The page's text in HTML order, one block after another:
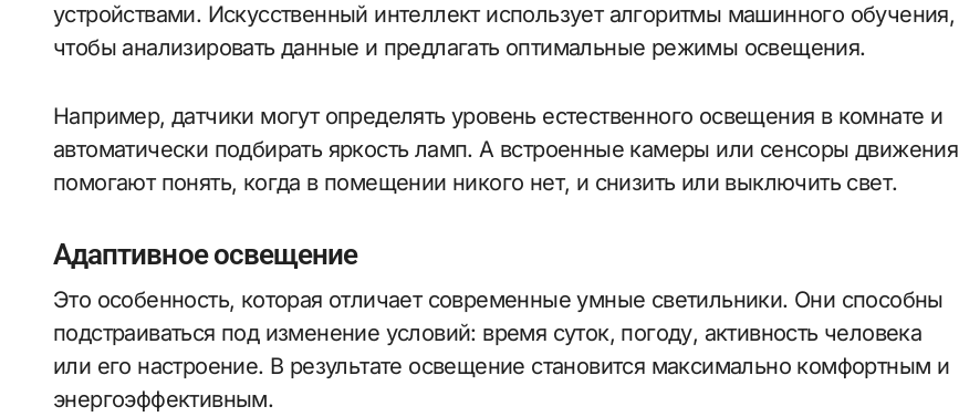
устройствами. Искусственный интеллект использует алгоритмы машинного обучения,
чтобы анализировать данные и предлагать оптимальные режимы освещения.
Например, датчики могут определять уровень естественного освещения в комнате и
автоматически подбирать яркость ламп. А встроенные камеры или сенсоры движения
помогают понять, когда в помещении никого нет, и снизить или выключить свет.
Адаптивное освещение
Это особенность, которая отличает современные умные светильники. Они способны
подстраиваться под изменение условий: время суток, погоду, активность человека
или его настроение. В результате освещение становится максимально комфортным и
энергоэффективным.